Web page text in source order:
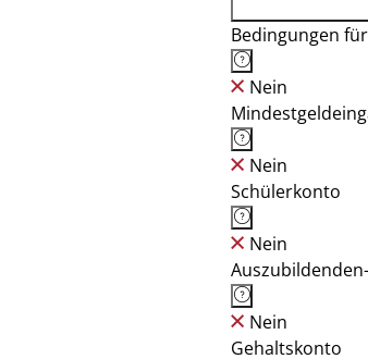
Bedingungen
Nein
Nein
Schülerkonto
Nein
Nein
Gehaltskonto